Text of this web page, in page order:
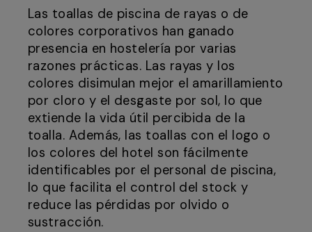
Las toallas de piscina de rayas o de
colores corporativos han ganado
presencia en hostelería por varias
razones prácticas. Las rayas y los
colores disimulan mejor el amarillamiento
por cloro y el desgaste por sol, lo que
extiende la vida útil percibida de la
toalla. Además, las toallas con el logo o
los colores del hotel son fácilmente
identificables por el personal de piscina,
lo que facilita el control del stock y
reduce las pérdidas por olvido o
sustracción.